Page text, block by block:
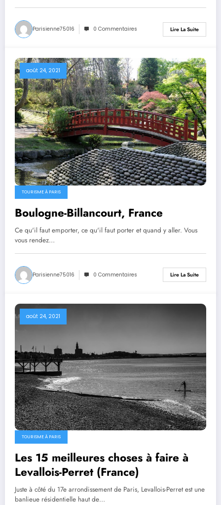
Parisienne75016 0 Commentaires Lire La Suite
août 24, 2021
TOURISME À PARIS
Boulogne-Billancourt, France
Ce qu'il faut emporter, ce qu'il faut porter et quand y aller. Vous
vous rendez…
Parisienne75016 0 Commentaires Lire La Suite
août 24, 2021
TOURISME À PARIS
Les 15 meilleures choses à faire à
Levallois-Perret (France)
Juste à côté du 17e arrondissement de Paris, Levallois-Perret est une
banlieue résidentielle haut de…